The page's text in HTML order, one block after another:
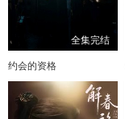
全集完结
约会的资格